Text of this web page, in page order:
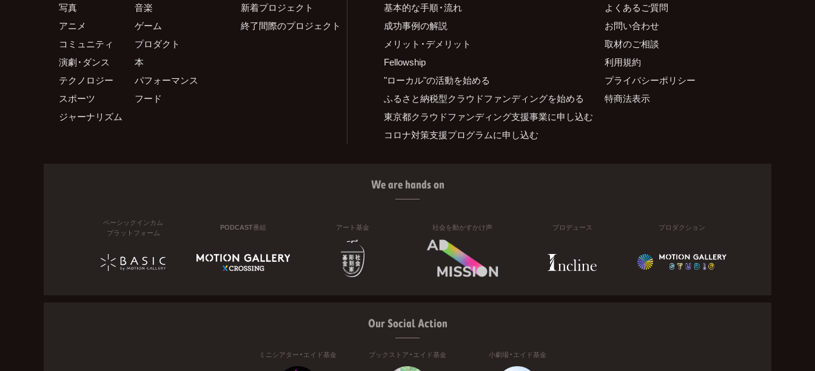
写真
音楽
アニメ
ゲーム
コミュニティ
プロダクト
演劇・ダンス
本
テクノロジー
パフォーマンス
スポーツ
フード
ジャーナリズム
新着プロジェクト
終了間際のプロジェクト
基本的な手順・流れ
成功事例の解説
メリット・デメリット
Fellowship
"ローカル"の活動を始める
ふるさと納税型クラウドファンディングを始める
東京都クラウドファンディング支援事業に申し込む
コロナ対策支援プログラムに申し込む
よくあるご質問
お問い合わせ
取材のご相談
利用規約
プライバシーポリシー
特商法表示
We are hands on
ベーシックインカム
プラットフォーム
PODCAST番組 アート基金 社会を動かすかけ声 プロデュース プロダクション
Our Social Action
ミニシアター・エイド基金 ブックストア・エイド基金 小劇場・エイド基金